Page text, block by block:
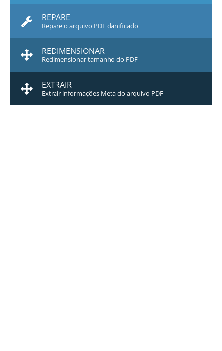
REPARE
Repare o arquivo PDF danificado
REDIMENSIONAR
Redimensionar tamanho do PDF
EXTRAIR
Extrair informações Meta do arquivo PDF